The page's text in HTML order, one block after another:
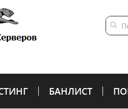
БАНЛИСТ